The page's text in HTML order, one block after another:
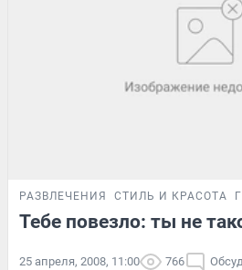
РАЗВЛЕЧЕНИЯ СТИЛЬ И КРАСОТА
Тебе повезло: ты не
25 апреля, 2008, 11:00 766